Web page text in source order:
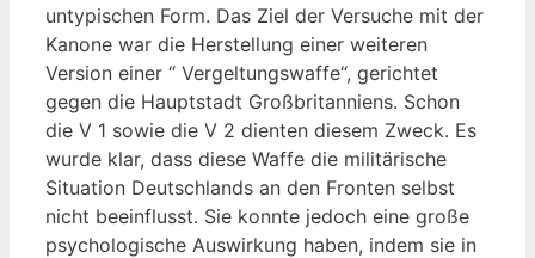
untypischen Form. Das Ziel der Versuche mit der
Kanone war die Herstellung einer weiteren
Version einer “ Vergeltungswaffe“, gerichtet
gegen die Hauptstadt Großbritanniens. Schon
die V 1 sowie die V 2 dienten diesem Zweck. Es
wurde klar, dass diese Waffe die militärische
Situation Deutschlands an den Fronten selbst
nicht beeinflusst. Sie konnte jedoch eine große
psychologische Auswirkung haben, indem sie in